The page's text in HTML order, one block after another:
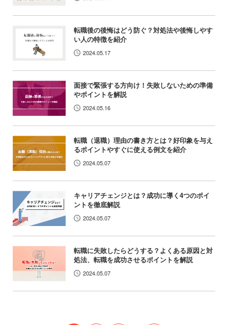
転職後の後悔はどう防ぐ？対処法や後悔しやす
い人の特徴を紹介
2024.05.17
面接で緊張する方向け！失敗しないための準備
やポイントを解説
2024.05.16
転職（退職）理由の書き方とは？好印象を与え
るポイントやすぐに使える例文を紹介
2024.05.07
キャリアチェンジとは？成功に導く4つのポイ
ントを徹底解説
2024.05.07
転職に失敗したらどうする？よくある原因と対
処法、転職を成功させるポイントを解説
2024.05.07